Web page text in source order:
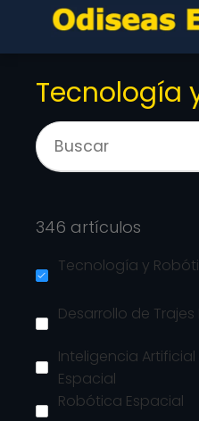
Tecnología
346 artículos
Tecnología y
Desarrollo de
Inteligencia
Espacial
Robótica Espacial